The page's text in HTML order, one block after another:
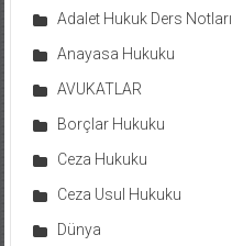
Adalet Hukuk Ders Notları
Anayasa Hukuku
AVUKATLAR
Borçlar Hukuku
Ceza Hukuku
Ceza Usul Hukuku
Dünya